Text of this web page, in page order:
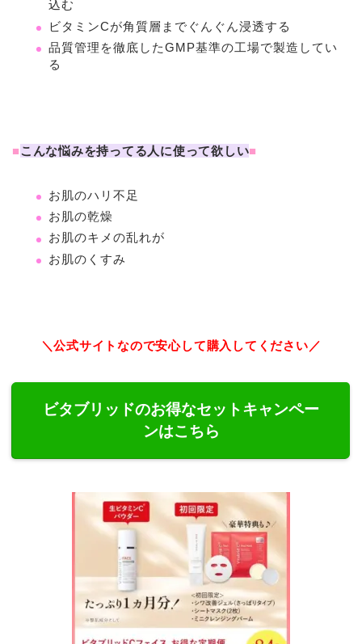
込む
ビタミンCが角質層までぐんぐん浸透する
品質管理を徹底したGMP基準の工場で製造してい
る
■こんな悩みを持ってる人に使って欲しい■
お肌のハリ不足
お肌の乾燥
お肌のキメの乱れが
お肌のくすみ
＼公式サイトなので安心して購入してください／
ビタブリッドのお得なセットキャンペー
ンはこちら